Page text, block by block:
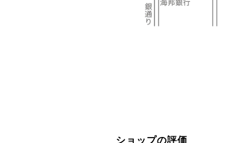
ショップの評価